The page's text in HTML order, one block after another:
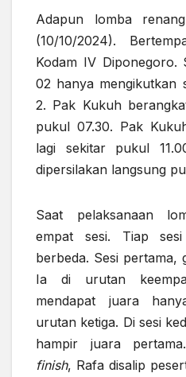
Adapun lomba
(10/10/2024).
Kodam IV Diponegoro.
02 hanya mengikutkan
2. Pak Kukuh
pukul 07.30. Pak
lagi sekitar pukul
dipersilakan langsung
Saat pelaksanaan
empat sesi. Tiap
berbeda. Sesi pertama,
Ia di urutan
mendapat juara
urutan ketiga. Di sesi
hampir juara
finish, Rafa disalip